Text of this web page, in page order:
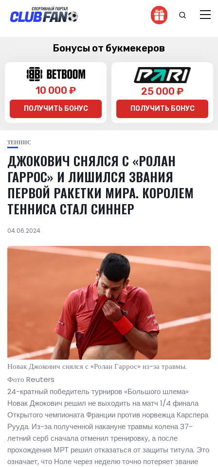
Бонусы от букмекеров
10 000 ₽
ПОЛУЧИТЬ БОНУС
25 000 ₽
ПОЛУЧИТЬ БОНУС
ТЕННИС
ДЖОКОВИЧ СНЯЛСЯ С «РОЛАН
ГАРРОС» И ЛИШИЛСЯ ЗВАНИЯ
ПЕРВОЙ РАКЕТКИ МИРА. КОРОЛЕМ
ТЕННИСА СТАЛ СИННЕР
04.06.2024
Новак Джокович снялся с «Ролан Гаррос» из-за травмы.
Фото Reuters
24-кратный победитель турниров «Большого шлема»
Новак Джокович решил не выходить на матч 1/4 финала
Открытого чемпионата Франции против норвежца Карспера
Рууда. Из-за полученной накануне травмы колена 37-
летний серб сначала отменил тренировку, а после
прохождения МРТ решил отказаться от защиты титула. Это
означает, что Ноле через неделю точно потеряет звание